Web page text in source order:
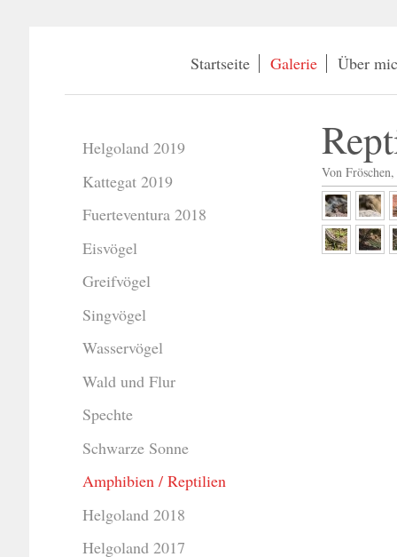
Startseite Galerie Über
Von
Helgoland 2019
Kattegat 2019
Fuerteventura 2018
Eisvögel
Greifvögel
Singvögel
Wasservögel
Wald und Flur
Spechte
Schwarze Sonne
Amphibien / Reptilien
Helgoland 2018
Helgoland 2017